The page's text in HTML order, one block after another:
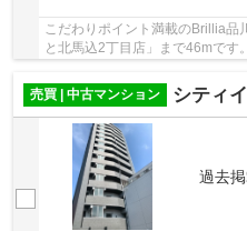
こだわりポイント満載のBrillia品
と北馬込2丁目店」まで46mです
売買 | 中古マンション
シティ
過去